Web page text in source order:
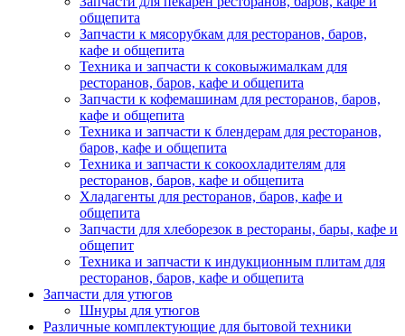
общепита
Запчасти к мясорубкам для ресторанов, баров,
кафе и общепита
Техника и запчасти к соковыжималкам для
ресторанов, баров, кафе и общепита
Запчасти к кофемашинам для ресторанов, баров,
кафе и общепита
Техника и запчасти к блендерам для ресторанов,
баров, кафе и общепита
Техника и запчасти к сокоохладителям для
ресторанов, баров, кафе и общепита
Хладагенты для ресторанов, баров, кафе и
общепита
Запчасти для хлеборезок в рестораны, бары, кафе и
общепит
Техника и запчасти к индукционным плитам для
ресторанов, баров, кафе и общепита
Запчасти для утюгов
Шнуры для утюгов
Различные комплектующие для бытовой техники